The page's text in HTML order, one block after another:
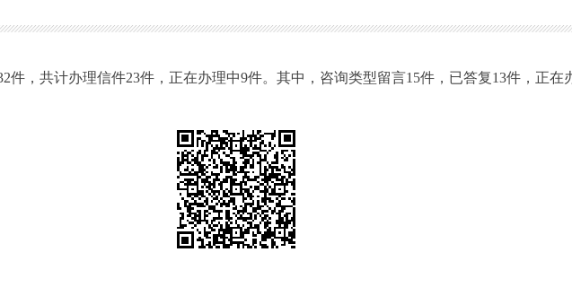
件，共计办理信件23件，正在办理中9件。其中，咨询类型留言15件，已答复13件，正在